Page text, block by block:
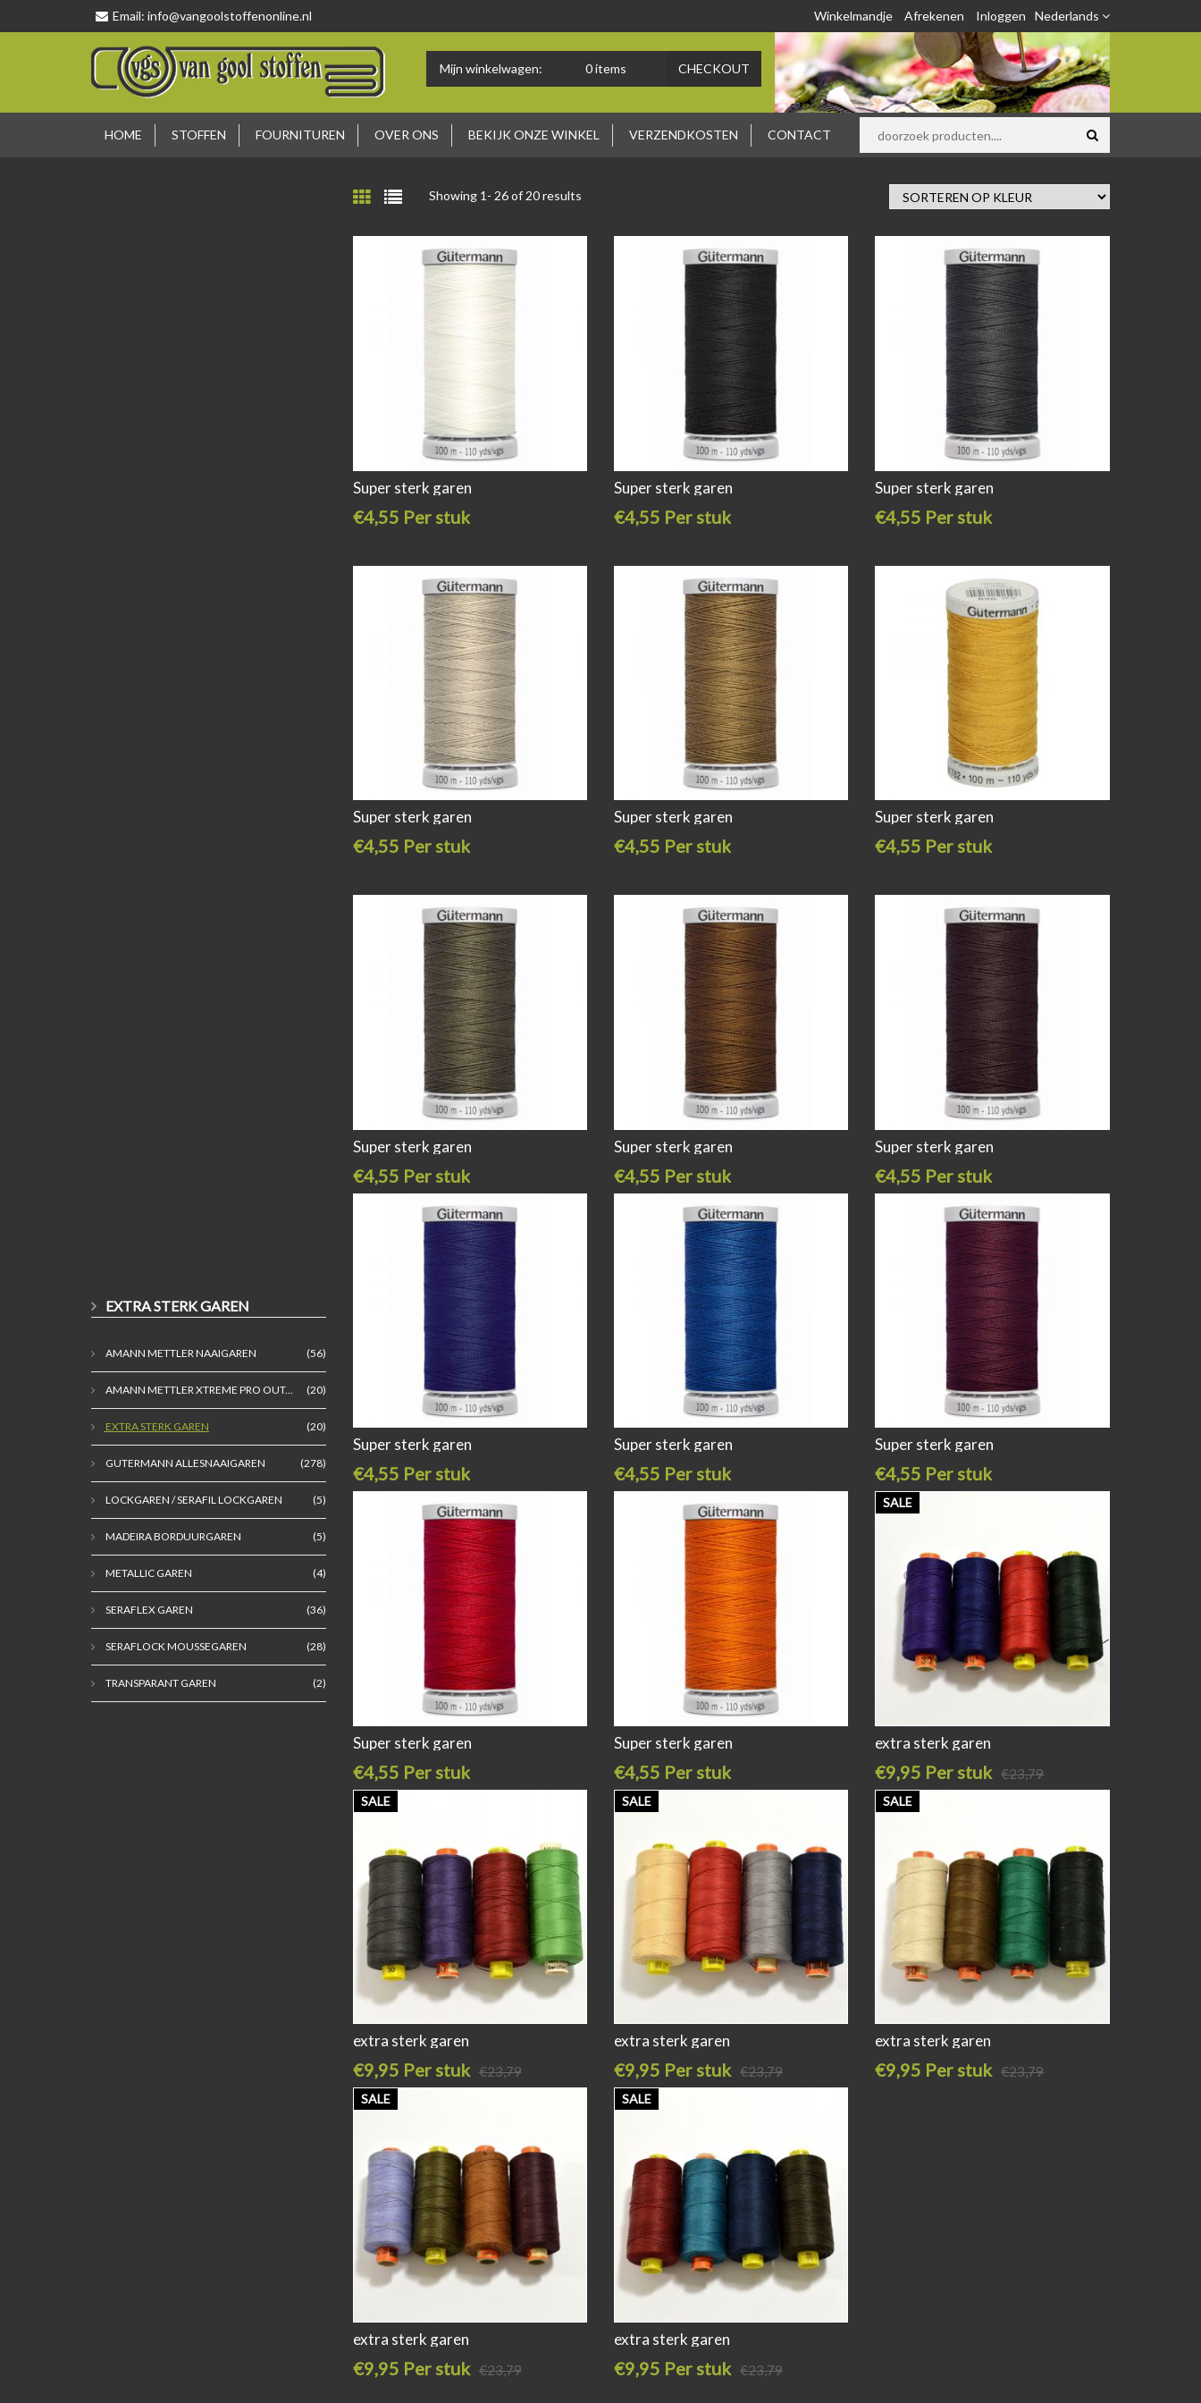
Email: info@vangoolstoffenonline.nl Nederlands
Winkelmandje Afrekenen Inloggen
Mijn winkelwagen: 0items CHECKOUT
HOME STOFFEN FOURNITUREN OVER ONS BEKIJK ONZE WINKEL VERZENDKOSTEN CONTACT
EXTRA STERK GAREN
AMANN METTLER NAAIGAREN (56)
AMANN METTLER XTREME PRO OUT... (20)
EXTRA STERK GAREN (20)
GUTERMANN ALLESNAAIGAREN (278)
LOCKGAREN / SERAFIL LOCKGAREN (5)
MADEIRA BORDUURGAREN (5)
METALLIC GAREN (4)
SERAFLEX GAREN (36)
SERAFLOCK MOUSSEGAREN (28)
TRANSPARANT GAREN (2)
Showing 1- 26of 20 results
Super sterk garen
€4,55 Per stuk
Super sterk garen
€4,55 Per stuk
Super sterk garen
€4,55 Per stuk
Super sterk garen
€4,55 Per stuk
Super sterk garen
€4,55 Per stuk
Super sterk garen
€4,55 Per stuk
Super sterk garen
€4,55 Per stuk
Super sterk garen
€4,55 Per stuk
Super sterk garen
€4,55 Per stuk
Super sterk garen
€4,55 Per stuk
Super sterk garen
€4,55 Per stuk
Super sterk garen
€4,55 Per stuk
Super sterk garen
€4,55 Per stuk
Super sterk garen
€4,55 Per stuk
SALE
extra sterk garen
€9,95 Per stuk €23,79
SALE
extra sterk garen
€9,95 Per stuk €23,79
SALE
extra sterk garen
€9,95 Per stuk €23,79
SALE
extra sterk garen
€9,95 Per stuk €23,79
SALE
extra sterk garen
€9,95 Per stuk €23,79
SALE
extra sterk garen
€9,95 Per stuk €23,79